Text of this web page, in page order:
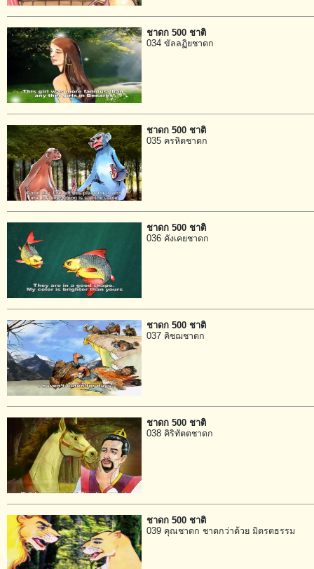
ชาดก 500 ชาติ
034 ขัลลฏิยชาดก
ชาดก 500 ชาติ
035 ครหิตชาดก
ชาดก 500 ชาติ
036 คังเคยชาดก
ชาดก 500 ชาติ
037 คิชฌชาดก
ชาดก 500 ชาติ
038 คิริทัตตชาดก
ชาดก 500 ชาติ
039 คุณชาดก ชาดกว่าด้วย มิตรตธรรม